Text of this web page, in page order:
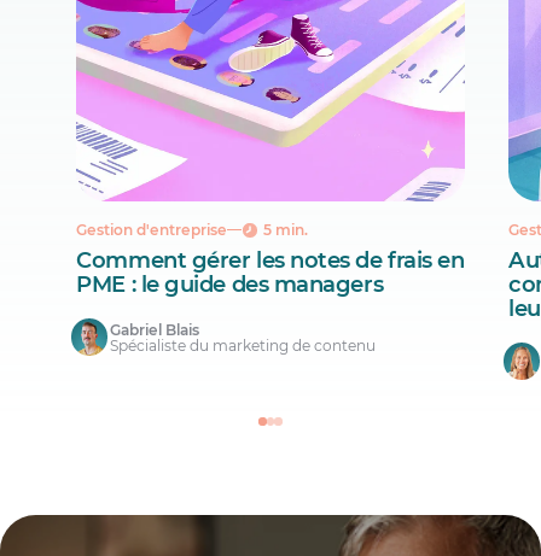
Gestion d'entreprise 5 min.
Comment gérer les notes de frais en
PME : le guide des managers
Gabriel Blais
Spécialiste du marketing de contenu